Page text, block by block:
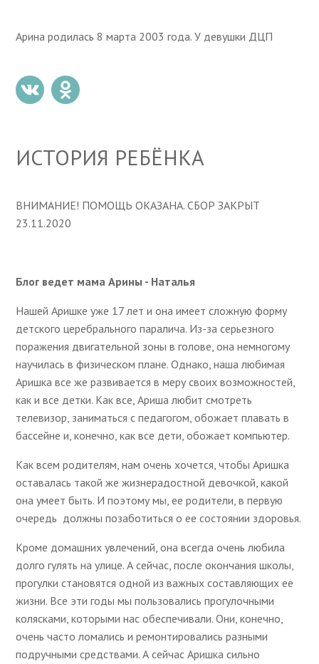
Арина родилась 8 марта 2003 года. У девушки ДЦП
ИСТОРИЯ РЕБЁНКА
ВНИМАНИЕ! ПОМОЩЬ ОКАЗАНА. СБОР ЗАКРЫТ
23.11.2020
Блог ведет мама Арины - Наталья
Нашей Аришке уже 17 лет и она имеет сложную форму
детского церебрального паралича. Из-за серьезного
поражения двигательной зоны в голове, она немногому
научилась в физическом плане. Однако, наша любимая
Аришка все же развивается в меру своих возможностей,
как и все детки. Как все, Ариша любит смотреть
телевизор, заниматься с педагогом, обожает плавать в
бассейне и, конечно, как все дети, обожает компьютер.
Как всем родителям, нам очень хочется, чтобы Аришка
оставалась такой же жизнерадостной девочкой, какой
она умеет быть. И поэтому мы, ее родители, в первую
очередь должны позаботиться о ее состоянии здоровья.
Кроме домашних увлечений, она всегда очень любила
долго гулять на улице. А сейчас, после окончания школы,
прогулки становятся одной из важных составляющих ее
жизни. Все эти годы мы пользовались прогулочными
колясками, которыми нас обеспечивали. Они, конечно,
очень часто ломались и ремонтировались разными
подручными средствами. А сейчас Аришка сильно